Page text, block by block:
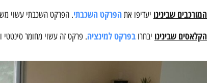
המורכבים שבינינו יעדיפו אתהפרקט השכבתי. הפרקט השכבתי עשוי
הקלאסים שבינינו יבחרו בפרקט למינציה. פרקט זה עשוי מחומר סינטטי